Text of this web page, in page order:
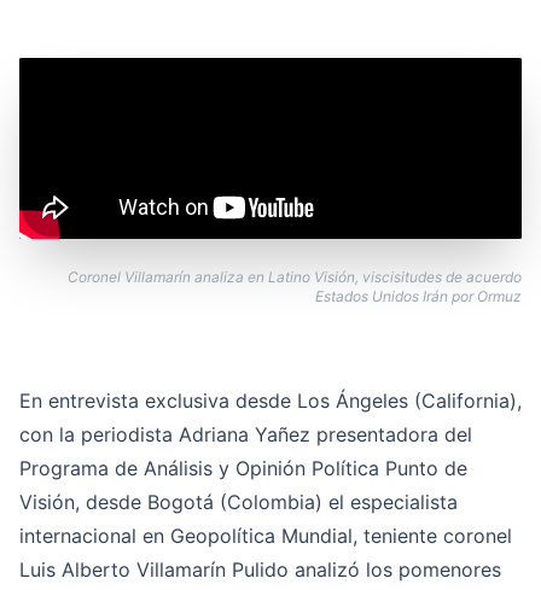
Coronel Villamarín analiza en Latino Visión, viscisitudes de acuerdo
Estados Unidos Irán por Ormuz
En entrevista exclusiva desde Los Ángeles (California),
con la periodista Adriana Yañez presentadora del
Programa de Análisis y Opinión Política Punto de
Visión, desde Bogotá (Colombia) el especialista
internacional en Geopolítica Mundial, teniente coronel
Luis Alberto Villamarín Pulido analizó los pomenores